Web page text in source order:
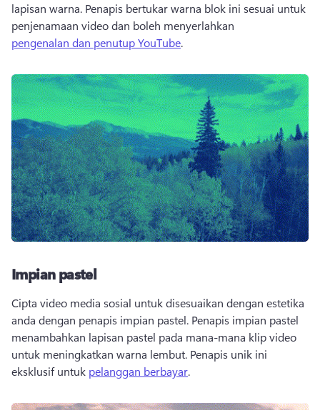
lapisan warna. Penapis bertukar warna blok ini sesuai untuk
penjenamaan video dan boleh menyerlahkan
pengenalan dan penutup YouTube.
Impian pastel
Cipta video media sosial untuk disesuaikan dengan estetika
anda dengan penapis impian pastel. Penapis impian pastel
menambahkan lapisan pastel pada mana-mana klip video
untuk meningkatkan warna lembut. Penapis unik ini
eksklusif untuk pelanggan berbayar.